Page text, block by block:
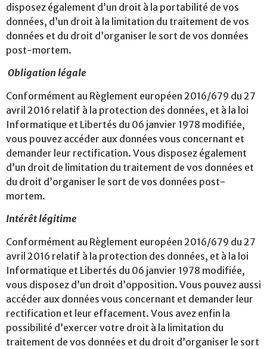
disposez également d’un droit à la portabilité de vos
données, d’un droit à la limitation du traitement de vos
données et du droit d’organiser le sort de vos données
post-mortem.
Obligation légale
Conformément au Règlement européen 2016/679 du 27
avril 2016 relatif à la protection des données, et à la loi
Informatique et Libertés du 06 janvier 1978 modifiée,
vous pouvez accéder aux données vous concernant et
demander leur rectification. Vous disposez également
d’un droit de limitation du traitement de vos données et
du droit d’organiser le sort de vos données post-
mortem.
Intérêt légitime
Conformément au Règlement européen 2016/679 du 27
avril 2016 relatif à la protection des données, et à la loi
Informatique et Libertés du 06 janvier 1978 modifiée,
vous disposez d’un droit d’opposition. Vous pouvez aussi
accéder aux données vous concernant et demander leur
rectification et leur effacement. Vous avez enfin la
possibilité d’exercer votre droit à la limitation du
traitement de vos données et du droit d’organiser le sort